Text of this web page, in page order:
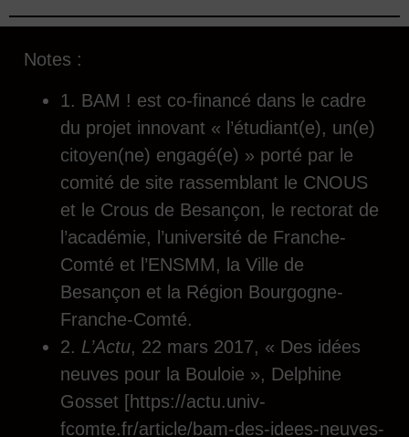
Notes :
1. BAM ! est co-financé dans le cadre
du projet innovant « l’étudiant(e), un(e)
citoyen(ne) engagé(e) » porté par le
comité de site rassemblant le CNOUS
et le Crous de Besançon, le rectorat de
l’académie, l’université de Franche-
Comté et l’ENSMM, la Ville de
Besançon et la Région Bourgogne-
Franche-Comté.
2. L’Actu, 22 mars 2017, « Des idées
neuves pour la Bouloie », Delphine
Gosset [https://actu.univ-
fcomte.fr/article/bam-des-idees-neuves-